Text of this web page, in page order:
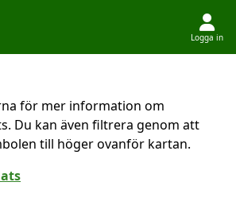
Logga in
för mer information om
Du kan även filtrera genom att
till höger ovanför kartan.